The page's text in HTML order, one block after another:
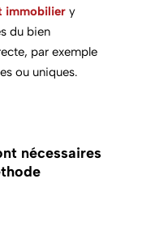
immobiliery
du bien
par exemple
ou uniques.
nécessaires